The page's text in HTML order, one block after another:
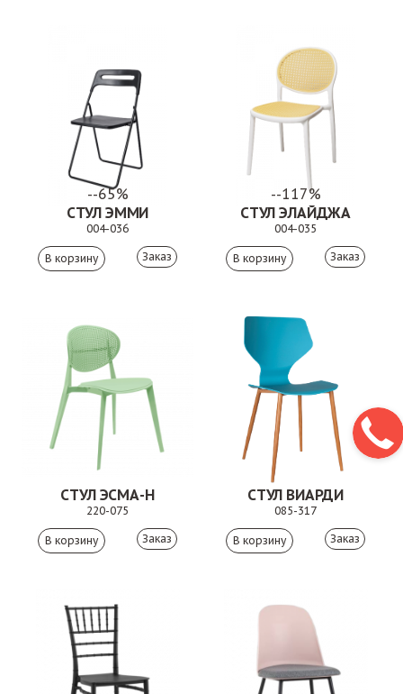
--65%
СТУЛ ЭММИ
004-036
Заказ
--117%
СТУЛ ЭЛАЙДЖА
004-035
Заказ
СТУЛ ЭСМА-Н
220-075
Заказ
СТУЛ ВИАРДИ
085-317
Заказ